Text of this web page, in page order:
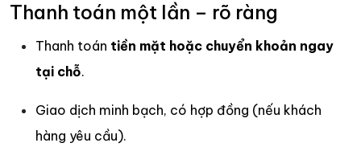
Thanh toán một lần – rõ ràng
Thanh toán tiền mặt hoặc chuyển khoản ngay
tại chỗ.
Giao dịch minh bạch, có hợp đồng (nếu khách
hàng yêu cầu).